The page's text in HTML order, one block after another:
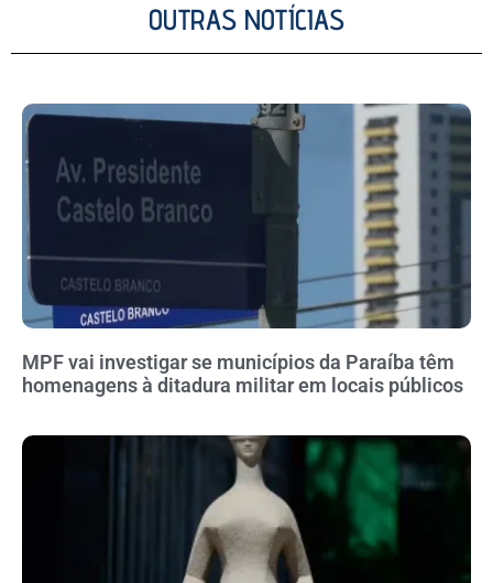
OUTRAS NOTÍCIAS
MPF vai investigar se municípios da Paraíba têm
homenagens à ditadura militar em locais públicos